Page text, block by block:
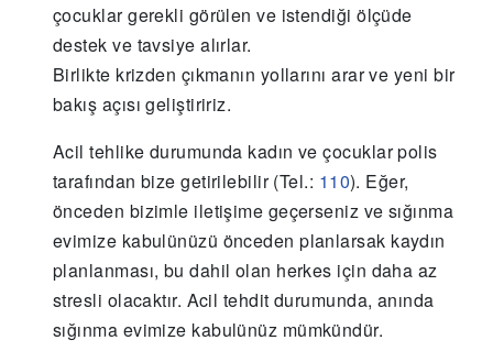
çocuklar gerekli görülen ve istendiği ölçüde
destek ve tavsiye alırlar.
Birlikte krizden çıkmanın yollarını arar ve yeni bir
bakış açısı geliştiririz.
Acil tehlike durumunda kadın ve çocuklar polis
tarafından bize getirilebilir (Tel.: 110). Eğer,
önceden bizimle iletişime geçerseniz ve sığınma
evimize kabulünüzü önceden planlarsak kaydın
planlanması, bu dahil olan herkes için daha az
stresli olacaktır. Acil tehdit durumunda, anında
sığınma evimize kabulünüz mümkündür.